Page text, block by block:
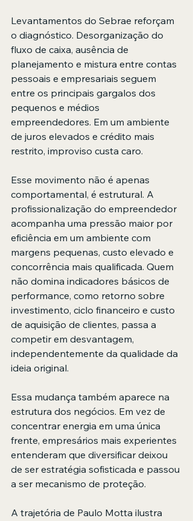
Levantamentos do Sebrae reforçam
o diagnóstico. Desorganização do
fluxo de caixa, ausência de
planejamento e mistura entre contas
pessoais e empresariais seguem
entre os principais gargalos dos
pequenos e médios
empreendedores. Em um ambiente
de juros elevados e crédito mais
restrito, improviso custa caro.
Esse movimento não é apenas
comportamental, é estrutural. A
profissionalização do empreendedor
acompanha uma pressão maior por
eficiência em um ambiente com
margens pequenas, custo elevado e
concorrência mais qualificada. Quem
não domina indicadores básicos de
performance, como retorno sobre
investimento, ciclo financeiro e custo
de aquisição de clientes, passa a
competir em desvantagem,
independentemente da qualidade da
ideia original.
Essa mudança também aparece na
estrutura dos negócios. Em vez de
concentrar energia em uma única
frente, empresários mais experientes
entenderam que diversificar deixou
de ser estratégia sofisticada e passou
a ser mecanismo de proteção.
A trajetória de Paulo Motta ilustra